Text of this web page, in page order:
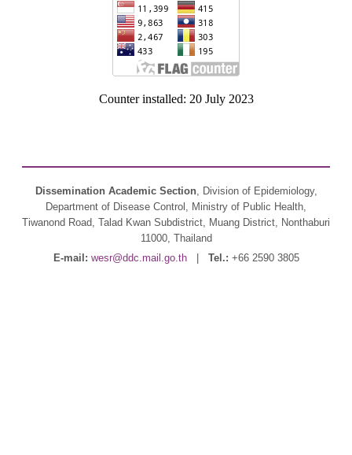
Counter installed: 20 July 2023
Dissemination Academic Section, Division of Epidemiology,
Department of Disease Control, Ministry of Public Health,
Tiwanond Road, Talad Kwan Subdistrict, Muang District, Nonthaburi
11000, Thailand
E-mail: wesr@ddc.mail.go.th| Tel.: +66 2590 3805